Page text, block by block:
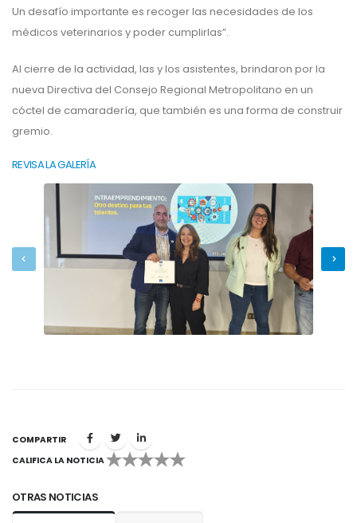
Un desafío importante es recoger las necesidades de los
médicos veterinarios y poder cumplirlas”.
Al cierre de la actividad, las y los asistentes, brindaron por la
nueva Directiva del Consejo Regional Metropolitano en un
cóctel de camaradería, que también es una forma de construir
gremio.
REVISA LA GALERÍA
COMPARTIR
CALIFICA LA NOTICIA
1 2 3 4 5
OTRAS NOTICIAS